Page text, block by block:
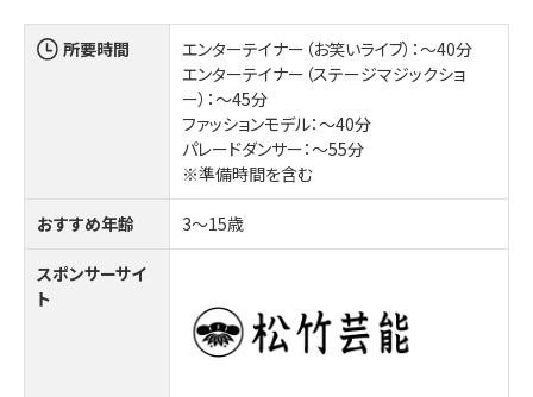
所要時間
エンターテイナー（お笑いライブ）：～40分
エンターテイナー（ステージマジックショ
ー）：～45分
ファッションモデル：～40分
パレードダンサー：～55分
※準備時間を含む
おすすめ年齢 3～15歳
スポンサーサイ
ト